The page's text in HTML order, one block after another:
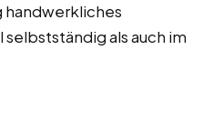
handwerkliches
als auch im